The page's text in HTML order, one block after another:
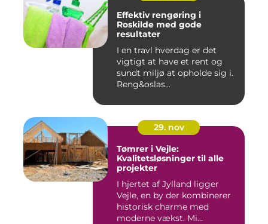
Effektiv rengøring i
Roskilde med gode
resultater
I en travl hverdag er det
vigtigt at have et rent og
sundt miljø at opholde sig i.
Reng&oslas...
29. nov
Tømrer i Vejle:
Kvalitetsløsninger til alle
projekter
I hjertet af Jylland ligger
Vejle, en by der kombinerer
historisk charme med
moderne vækst. Mi...